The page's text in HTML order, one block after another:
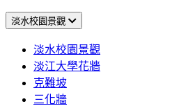
淡水校園景觀
淡水校園景觀
淡江大學花牆
克難坡
三化牆